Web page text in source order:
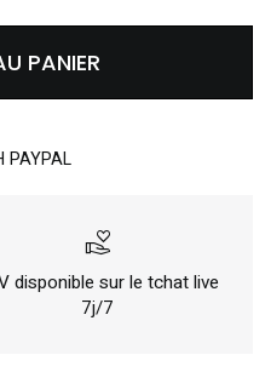
PANIER
PAYPAL
volunteer_activism
disponible sur le tchat live
7j/7